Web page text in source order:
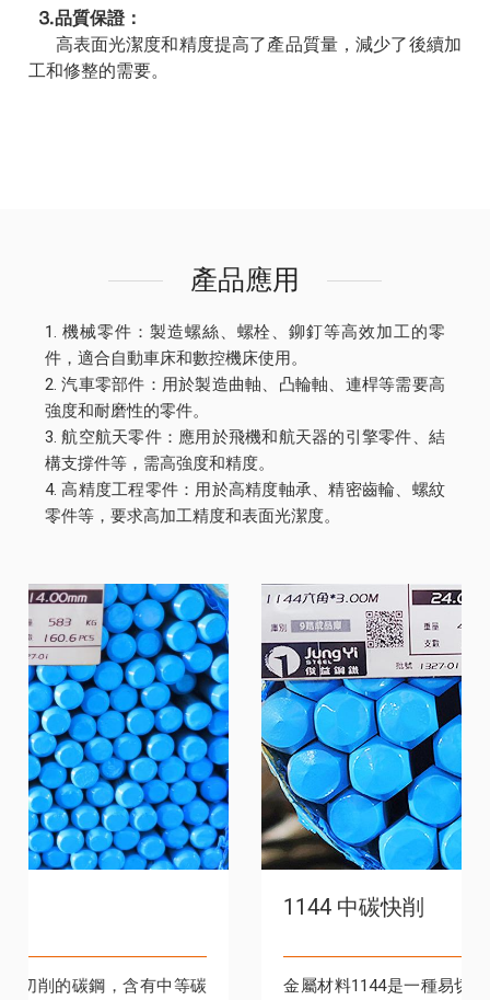
⒊品質保證：
高表面光潔度和精度提高了產品質量，減少了後續加
工和修整的需要。
產品應用
1. 機械零件：製造螺絲、螺栓、鉚釘等高效加工的零
件，適合自動車床和數控機床使用。
2. 汽車零部件：用於製造曲軸、凸輪軸、連桿等需要高
強度和耐磨性的零件。
3. 航空航天零件：應用於飛機和航天器的引擎零件、結
構支撐件等，需高強度和精度。
4. 高精度工程零件：用於高精度軸承、精密齒輪、螺紋
零件等，要求高加工精度和表面光潔度。
金屬材料1144是一種易切削的碳鋼，含有中等碳